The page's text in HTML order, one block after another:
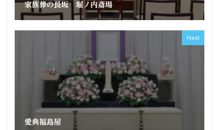
家族葬の長坂 堀ノ内斎場
Next
愛典福島屋